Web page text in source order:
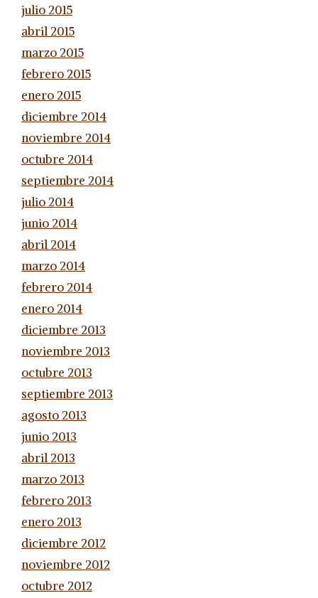
julio 2015
abril 2015
marzo 2015
febrero 2015
enero 2015
diciembre 2014
noviembre 2014
octubre 2014
septiembre 2014
julio 2014
junio 2014
abril 2014
marzo 2014
febrero 2014
enero 2014
diciembre 2013
noviembre 2013
octubre 2013
septiembre 2013
agosto 2013
junio 2013
abril 2013
marzo 2013
febrero 2013
enero 2013
diciembre 2012
noviembre 2012
octubre 2012